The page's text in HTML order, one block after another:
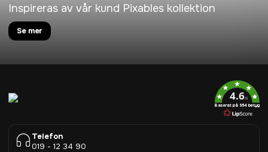
Inspireras av vår kund Pixables kollektion
Se mer
4.6/5
Baserat på 954 betyg
Telefon
019 - 12 34 90